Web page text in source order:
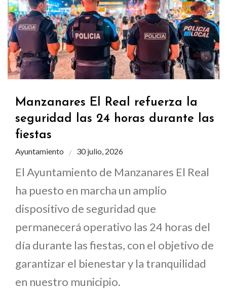
Manzanares El Real refuerza la
seguridad las 24 horas durante las
fiestas
Ayuntamiento 30 julio, 2026
El Ayuntamiento de Manzanares El Real
ha puesto en marcha un amplio
dispositivo de seguridad que
permanecerá operativo las 24 horas del
día durante las fiestas, con el objetivo de
garantizar el bienestar y la tranquilidad
en nuestro municipio.